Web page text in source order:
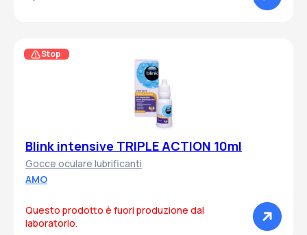
Blink intensive TRIPLE ACTION 10ml
Gocce oculare lubrificanti
AMO
Questo prodotto è fuori produzione dal
laboratorio.
Stop